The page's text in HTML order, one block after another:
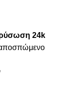
24k
αποσπώμενο